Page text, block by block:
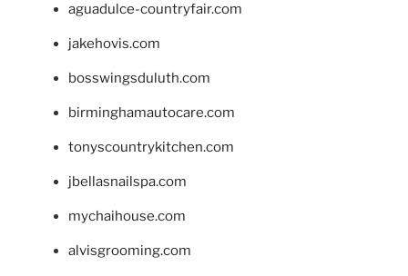
aguadulce-countryfair.com
jakehovis.com
bosswingsduluth.com
birminghamautocare.com
tonyscountrykitchen.com
jbellasnailspa.com
mychaihouse.com
alvisgrooming.com